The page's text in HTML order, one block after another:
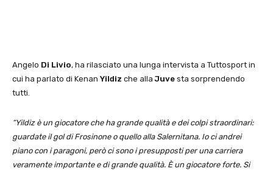
Angelo Di Livio, ha rilasciato una lunga intervista a Tuttosport in
cui ha parlato di Kenan Yildiz che allaJuve sta sorprendendo
tutti.
“Yildiz è un giocatore che ha grande qualità e dei colpi straordinari:
guardate il gol di Frosinone o quello alla Salernitana. Io ci andrei
piano con i paragoni, però ci sono i presupposti per una carriera
veramente importante e di grande qualità. È un giocatore forte. Si